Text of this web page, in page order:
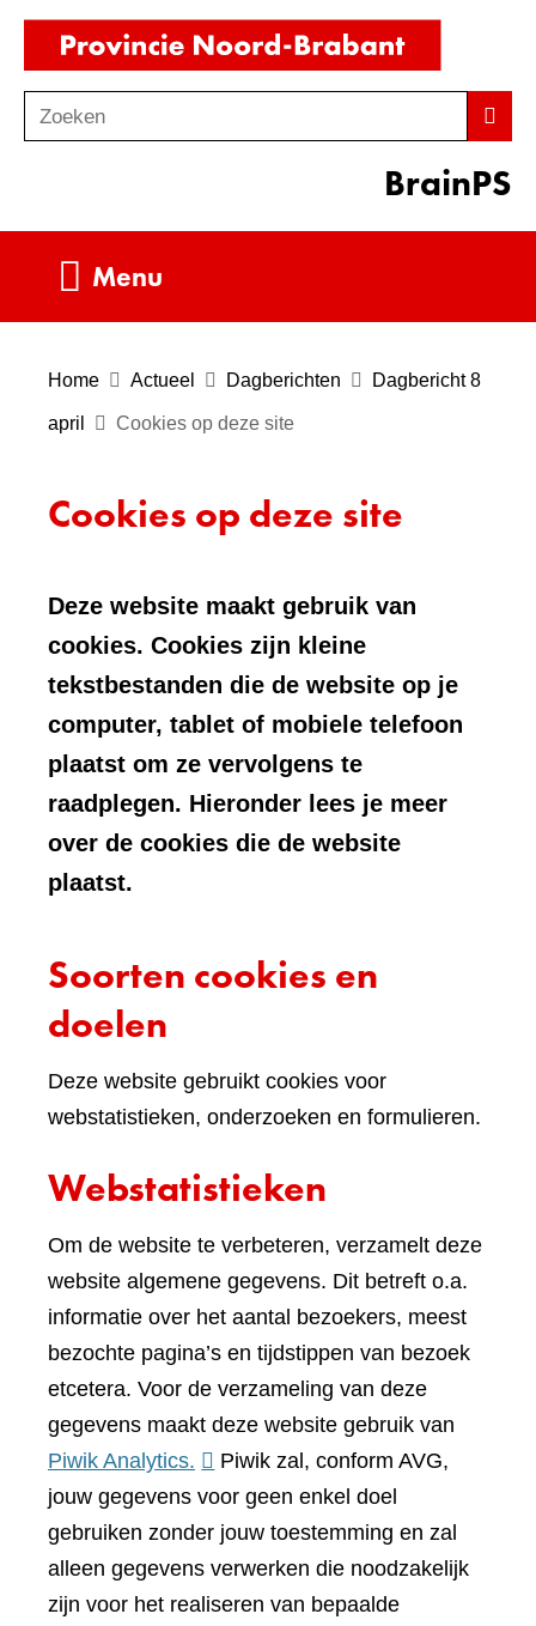
Ga
de
inhoud
o
Zoeken
BrainPS
Menu
Home Actueel Dagberichten Dagbericht 8
april Cookies op deze site
Cookies op deze site
Deze website maakt gebruik van
cookies. Cookies zijn kleine
tekstbestanden die de website op je
computer, tablet of mobiele telefoon
plaatst om ze vervolgens te
raadplegen. Hieronder lees je meer
over de cookies die de website
plaatst.
Soorten cookies en
doelen
Deze website gebruikt cookies voor
webstatistieken, onderzoeken en formulieren.
Webstatistieken
Om de website te verbeteren, verzamelt deze
website algemene gegevens. Dit betreft o.a.
informatie over het aantal bezoekers, meest
bezochte pagina’s en tijdstippen van bezoek
etcetera. Voor de verzameling van deze
gegevens maakt deze website gebruik van
Piwik Analytics. (verwijst
naar
een
andere
website)
Piwik zal, conform AVG,
jouw gegevens voor geen enkel doel
gebruiken zonder jouw toestemming en zal
alleen gegevens verwerken die noodzakelijk
zijn voor het realiseren van bepaalde